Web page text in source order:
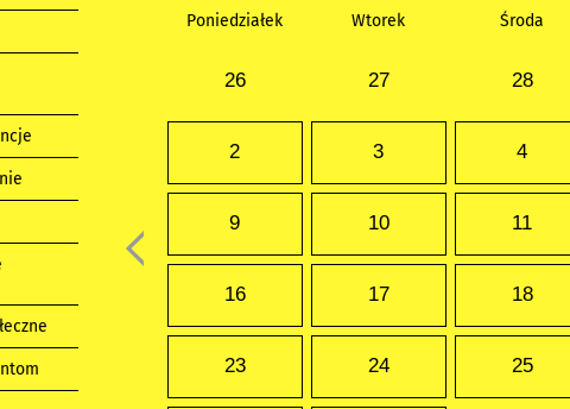
Poniedziałek Wtorek Środa
26 27 28
2 3 4
9 10 11
16 17 18
23 24 25